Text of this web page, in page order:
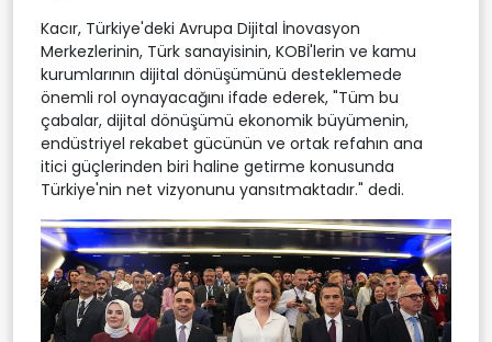
Kacır, Türkiye'deki Avrupa Dijital İnovasyon
Merkezlerinin, Türk sanayisinin, KOBİ'lerin ve kamu
kurumlarının dijital dönüşümünü desteklemede
önemli rol oynayacağını ifade ederek, "Tüm bu
çabalar, dijital dönüşümü ekonomik büyümenin,
endüstriyel rekabet gücünün ve ortak refahın ana
itici güçlerinden biri haline getirme konusunda
Türkiye'nin net vizyonunu yansıtmaktadır." dedi.